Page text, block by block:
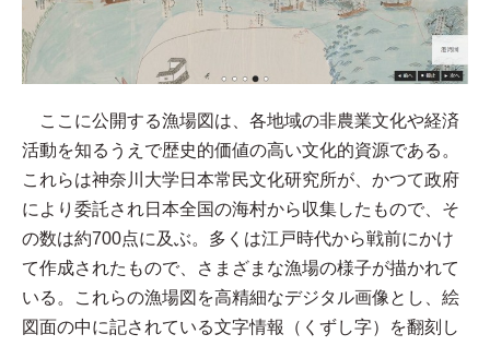
ここに公開する漁場図は、各地域の非農業文化や経済
活動を知るうえで歴史的価値の高い文化的資源である。
これらは神奈川大学日本常民文化研究所が、かつて政府
により委託され日本全国の海村から収集したもので、そ
の数は約700点に及ぶ。多くは江戸時代から戦前にかけ
て作成されたもので、さまざまな漁場の様子が描かれて
いる。これらの漁場図を高精細なデジタル画像とし、絵
図面の中に記されている文字情報（くずし字）を翻刻し